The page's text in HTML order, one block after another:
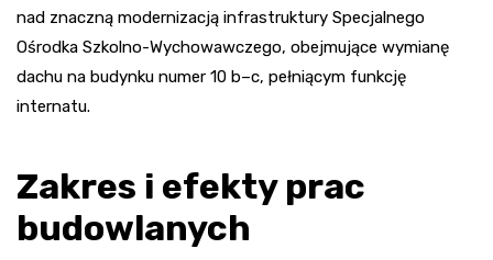
nad znaczną modernizacją infrastruktury Specjalnego
Ośrodka Szkolno-Wychowawczego, obejmujące wymianę
dachu na budynku numer 10 b–c, pełniącym funkcję
internatu.
Zakres i efekty prac
budowlanych